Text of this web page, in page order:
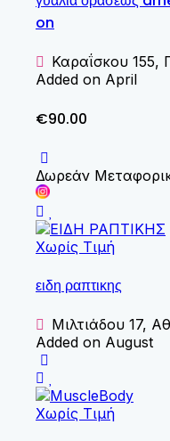
on
Καραΐσκου 155,
Added on April
€90.00
Δωρεάν
Χωρίς Τιμή
ειδη ραπτικης
Μιλτιάδου 17,
Added on August
Χωρίς Τιμή